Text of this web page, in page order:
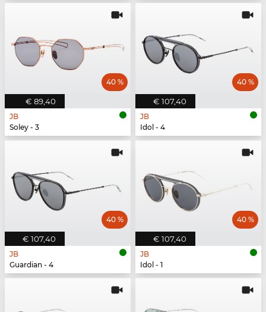
€ 89,40
40 %
JB
Soley - 3
€ 107,40
40 %
JB
Idol - 4
€ 107,40
40 %
JB
Guardian - 4
€ 107,40
40 %
JB
Idol - 1